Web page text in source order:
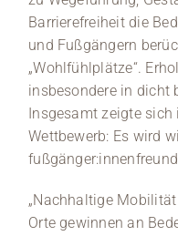
Barrierefreiheit die
und Fußgängern
„Wohlfühlplätze“.
insbesondere in dicht
Insgesamt zeigte
Wettbewerb: Es wird
„Nachhaltige
Orte gewinnen an